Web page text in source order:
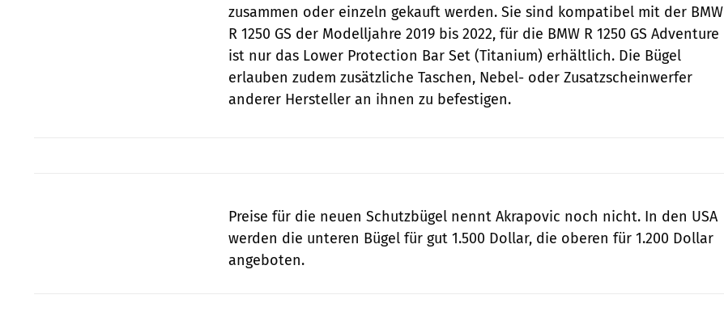
zusammen oder einzeln gekauft werden. Sie sind kompatibel mit der BMW
R 1250 GS der Modelljahre 2019 bis 2022, für die BMW R 1250 GS Adventure
ist nur das Lower Protection Bar Set (Titanium) erhältlich. Die Bügel
erlauben zudem zusätzliche Taschen, Nebel- oder Zusatzscheinwerfer
anderer Hersteller an ihnen zu befestigen.
Preise für die neuen Schutzbügel nennt Akrapovic noch nicht. In den USA
werden die unteren Bügel für gut 1.500 Dollar, die oberen für 1.200 Dollar
angeboten.